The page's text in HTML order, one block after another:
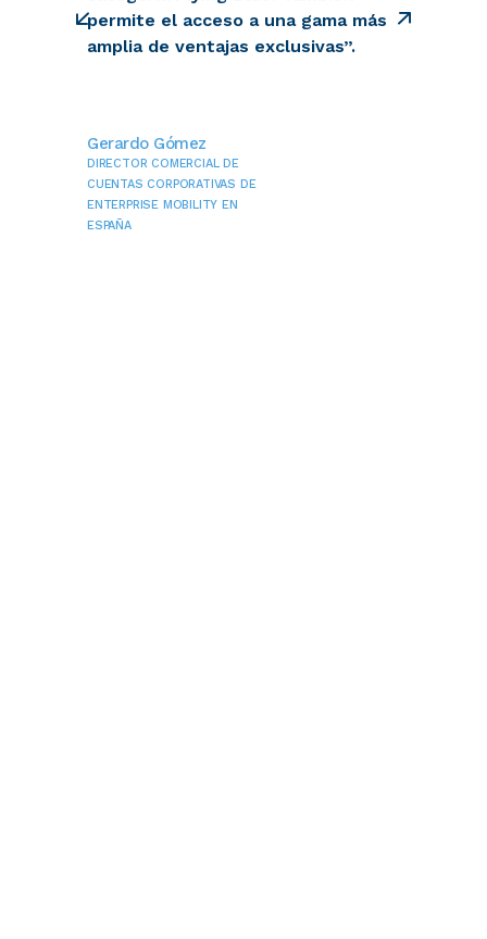
permite el acceso a una gama más
amplia de ventajas exclusivas”.
Gerardo Gómez
DIRECTOR COMERCIAL DE
CUENTAS CORPORATIVAS DE
ENTERPRISE MOBILITY EN
ESPAÑA